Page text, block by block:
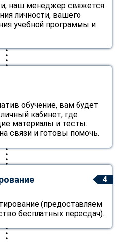
наш менеджер свяжется
личности, вашего
учебной программы и
обучение, вам будет
кабинет, где
материалы и тесты.
связи и готовы помочь.
4
(предоставляем
бесплатных пересдач).